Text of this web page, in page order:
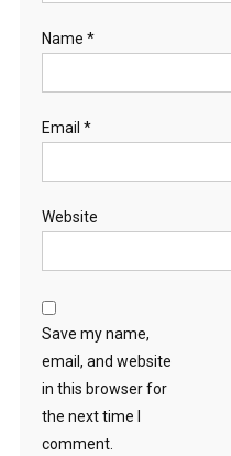
Name *
Email *
Website
Save my name,
email, and website
in this browser for
the next time I
comment.